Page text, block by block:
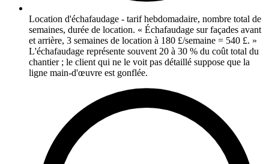
Location d'échafaudage - tarif hebdomadaire, nombre total de
semaines, durée de location. « Échafaudage sur façades avant
et arrière, 3 semaines de location à 180 £/semaine = 540 £. »
L'échafaudage représente souvent 20 à 30 % du coût total du
chantier ; le client qui ne le voit pas détaillé suppose que la
ligne main-d'œuvre est gonflée.